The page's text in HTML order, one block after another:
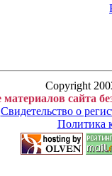
Copyright
материалов сайта
Свидетельство о
Политика